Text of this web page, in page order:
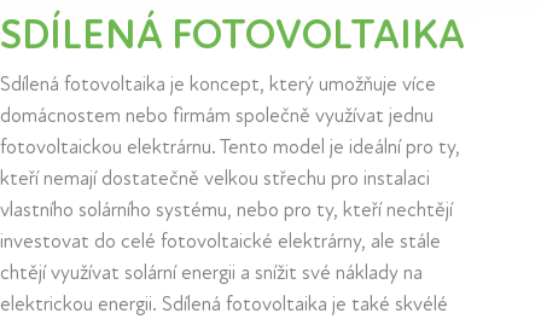
SDÍLENÁ FOTOVOLTAIKA
Sdílená fotovoltaika je koncept, který umožňuje více
domácnostem nebo firmám společně využívat jednu
fotovoltaickou elektrárnu. Tento model je ideální pro ty,
kteří nemají dostatečně velkou střechu pro instalaci
vlastního solárního systému, nebo pro ty, kteří nechtějí
investovat do celé fotovoltaické elektrárny, ale stále
chtějí využívat solární energii a snížit své náklady na
elektrickou energii. Sdílená fotovoltaika je také skvélé